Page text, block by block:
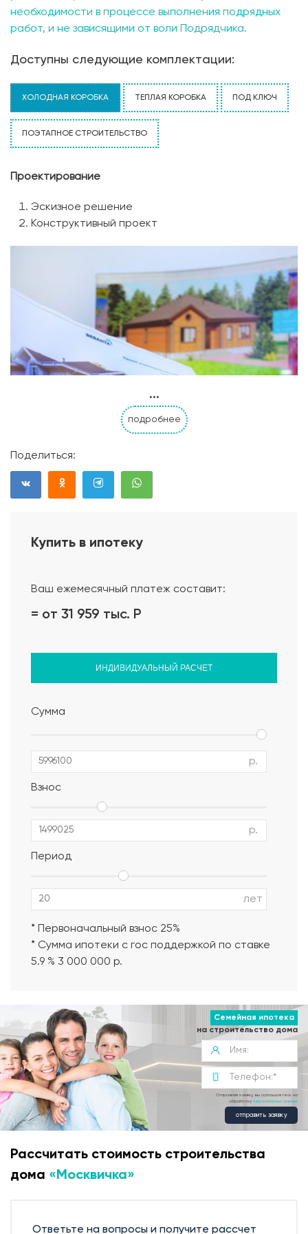
необходимости в процессе выполнения подрядных
работ, и не зависящими от воли Подрядчика.
Доступны следующие комплектации:
ХОЛОДНАЯ КОРОБКА ТЕПЛАЯ КОРОБКА ПОД КЛЮЧ
ПОЭТАПНОЕ СТРОИТЕЛЬСТВО
Проектирование
Эскизное решение
Конструктивный проект
Проект дома
Альбом АР, КР, ИР
...
подробнее
Поделиться:
Купить в ипотеку
Ваш ежемесячный платеж составит:
= от 31 959 тыс. Р
ИНДИВИДУАЛЬНЫЙ РАСЧЕТ
Сумма
р.
Взнос
р.
Период
лет
* Первоначальный взнос 25%
* Сумма ипотеки с гос поддержкой по ставке
5.9 % 3 000 000 р.
Семейная ипотека
на строительство дома
Отправляя заявку, вы соглашаетесь на
обработку персональных данных
отправить заявку
Рассчитать стоимость строительства
дома «Москвичка»
Ответьте на вопросы и получите рассчет